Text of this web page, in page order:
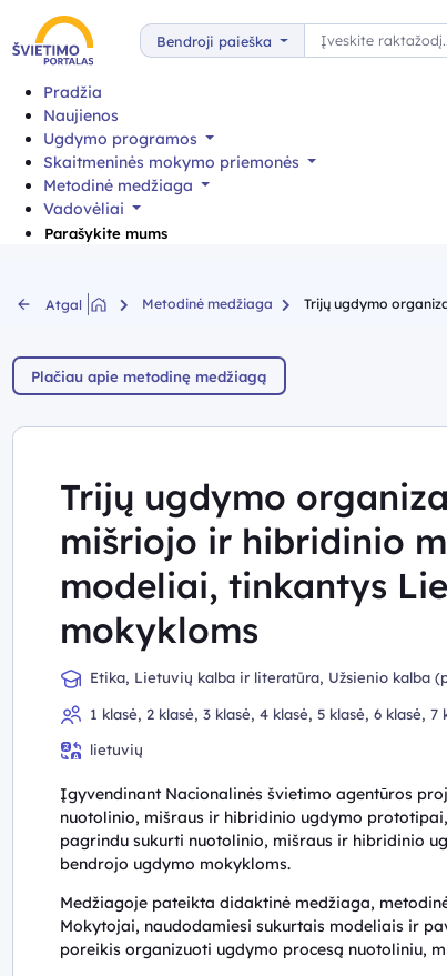
Bendroji paieška
Paieška
Pradžia
Naujienos
Ugdymo programos
Skaitmeninės mokymo priemonės
Metodinė medžiaga
Vadovėliai
Parašykite mums
Atgal Metodinė medžiaga Trijų ugdymo
Plačiau apie metodinę medžiagą
Trijų ugdymo
mišriojo ir hibridinio
modeliai, tinkantys
mokykloms
Etika, Lietuvių kalba ir literatūra, Užsienio kalba
1 klasė, 2 klasė, 3 klasė, 4 klasė, 5 klasė, 6
lietuvių
Įgyvendinant Nacionalinės švietimo agentūros
nuotolinio, mišraus ir hibridinio ugdymo
pagrindu sukurti nuotolinio, mišraus ir hibridinio
bendrojo ugdymo mokykloms.
Medžiagoje pateikta didaktinė medžiaga,
Mokytojai, naudodamiesi sukurtais modeliais ir
poreikis organizuoti ugdymo procesą nuotoliniu,